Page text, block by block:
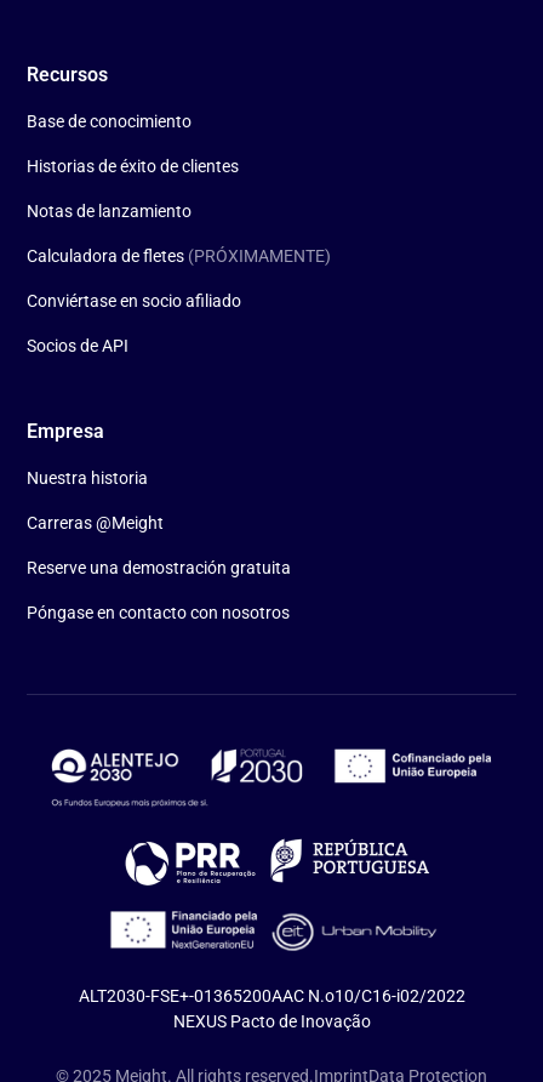
Recursos
Base de conocimiento
Historias de éxito de clientes
Notas de lanzamiento
Calculadora de fletes (PRÓXIMAMENTE)
Conviértase en socio afiliado
Socios de API
Empresa
Nuestra historia
Carreras @Meight
Reserve una demostración gratuita
Póngase en contacto con nosotros
ALT2030-FSE+-01365200AAC N.o10/C16-i02/2022
NEXUS Pacto de Inovação
© 2025 Meight. All rights reserved.ImprintData Protection